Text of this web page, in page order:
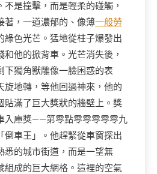
是撞擊，而是輕柔的碰觸，
著，一道濃郁的、像薄一般勞
綠色光芒。猛地從柱子爆發出
他的掀背車。光芒消失後，
下獨角獸雕像一臉困惑的表
旋地轉，等他回過神來，他的
貼滿了巨大獎狀的牆壁上。獎
入庫獎——第零點零零零零零九
倒車王」。他趕緊從車窗探出
悉的城市街道，而是一望無
組成的巨大網格。這裡的空氣